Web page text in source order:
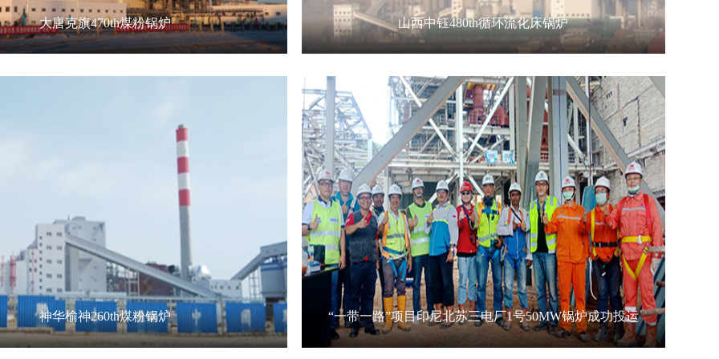
大唐克旗470th煤粉锅炉
大唐克旗470th煤粉锅炉
山西中钰480th循环流化床锅炉
山西中钰480th循环流化床锅炉
null
神华榆神260th煤粉锅炉 “一带一路”项目印尼北苏三电厂1号50MW锅炉成功投运